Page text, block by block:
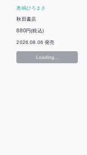
奥嶋ひろまさ
秋田書店
880円(税込)
2026.08.06 発売
Loading...